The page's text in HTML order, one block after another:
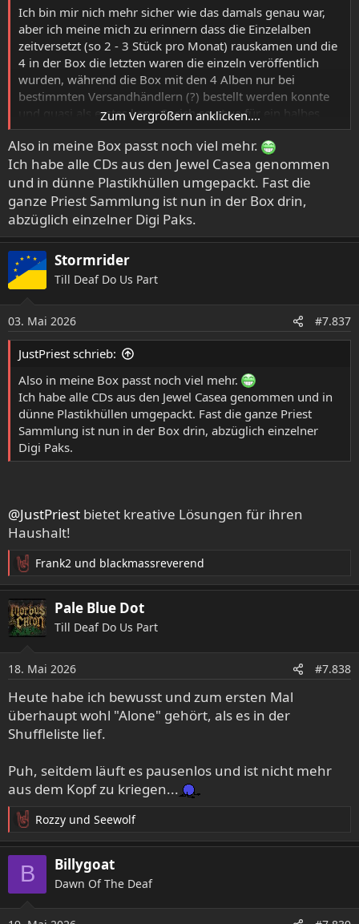
Ich bin mir nich mehr sicher wie das damals genau war,
aber ich meine mich zu erinnern dass die Einzelalben
zeitversetzt (so 2 - 3 Stück pro Monat) rauskamen und die
4 in der Box die letzten waren die einzeln veröffentlich
wurden, während die Box mit den 4 Alben nur bei
bestimmten Versandhändlern (?) bestellt werden konnte
und quasi als erstes kam. Sprich so etwa für ein halbes
Jahr gab es die 4 in der Box halt nur in der Box und nicht
einzeln.
Ich hab damals meine Box damals glaub ich auch bei EMP
bestellt.
Diese Neuauflagen hatten damals ja den Rahmen und
nachdem die Aktion mit den frühen Alben rum war hat
Sony Music dann auch die "Metal Works" Compilation mit
Rahmen nachgeschoben, die passt dann aber natürlich
Zum Vergrößern anklicken....
Also in meine Box passt noch viel mehr.
Ich habe alle CDs aus den Jewel Casea genommen
und in dünne Plastikhüllen umgepackt. Fast die
ganze Priest Sammlung ist nun in der Box drin,
abzüglich einzelner Digi Paks.
Stormrider
Till Deaf Do Us Part
03. Mai 2026 #7.837
JustPriest schrieb:
Also in meine Box passt noch viel mehr.
Ich habe alle CDs aus den Jewel Casea genommen und in
dünne Plastikhüllen umgepackt. Fast die ganze Priest
Sammlung ist nun in der Box drin, abzüglich einzelner
Digi Paks.
@JustPriest bietet kreative Lösungen für ihren
Haushalt!
R
e
a
k
t
n
e
n
:
Frank2 und blackmassreverend
Pale Blue Dot
Till Deaf Do Us Part
18. Mai 2026 #7.838
Heute habe ich bewusst und zum ersten Mal
überhaupt wohl "Alone" gehört, als es in der
Shuffleliste lief.
Puh, seitdem läuft es pausenlos und ist nicht mehr
aus dem Kopf zu kriegen...
R
e
a
o
Rozzy und Seewolf
B Billygoat
Dawn Of The Deaf